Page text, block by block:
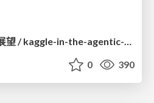
Agent 時代の Kaggle 展望 / kaggle-in-the-agentic-era
0 390